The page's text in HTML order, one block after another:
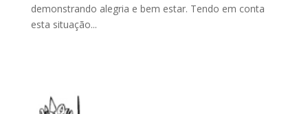
demonstrando alegria e bem estar. Tendo em conta
esta situação...